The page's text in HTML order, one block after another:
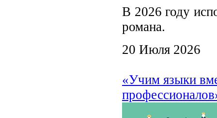
В 2026 году
романа.
20 Июля 2026
«Учим языки